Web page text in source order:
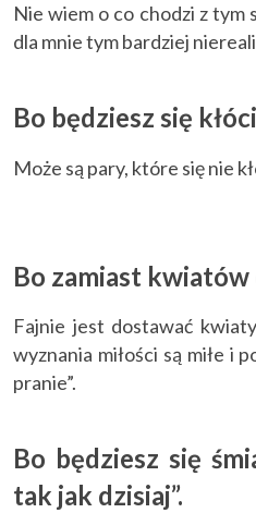
Nie wiem o co chodzi z
dla mnie tym bardziej
Bo będziesz się
Może są pary, które się nie
Bo zamiast kwiatów
Fajnie jest dostawać
wyznania miłości są miłe i
pranie”.
Bo będziesz się
tak jak dzisiaj”.